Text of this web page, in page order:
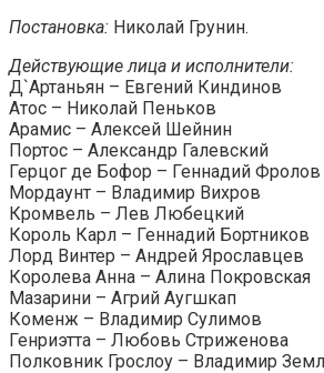
Постановка: Николай Грунин.
Действующие лица и исполнители:
Д`Артаньян – Евгений Киндинов
Атос – Николай Пеньков
Арамис – Алексей Шейнин
Портос – Александр Галевский
Герцог де Бофор – Геннадий Фролов
Мордаунт – Владимир Вихров
Кромвель – Лев Любецкий
Король Карл – Геннадий Бортников
Лорд Винтер – Андрей Ярославцев
Королева Анна – Алина Покровская
Мазарини – Агрий Аугшкап
Коменж – Владимир Сулимов
Генриэтта – Любовь Стриженова
Полковник Грослоу – Владимир